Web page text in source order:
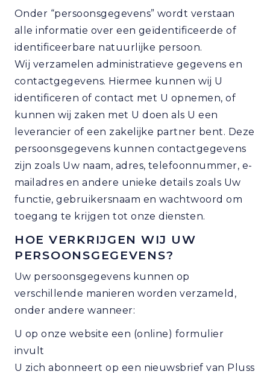
Onder “persoonsgegevens” wordt verstaan
alle informatie over een geïdentificeerde of
identificeerbare natuurlijke persoon.
Wij verzamelen administratieve gegevens en
contactgegevens. Hiermee kunnen wij U
identificeren of contact met U opnemen, of
kunnen wij zaken met U doen als U een
leverancier of een zakelijke partner bent. Deze
persoonsgegevens kunnen contactgegevens
zijn zoals Uw naam, adres, telefoonnummer, e-
mailadres en andere unieke details zoals Uw
functie, gebruikersnaam en wachtwoord om
toegang te krijgen tot onze diensten.
HOE VERKRIJGEN WIJ UW
PERSOONSGEGEVENS?
Uw persoonsgegevens kunnen op
verschillende manieren worden verzameld,
onder andere wanneer:
U op onze website een (online) formulier
invult
U zich abonneert op een nieuwsbrief van Pluss